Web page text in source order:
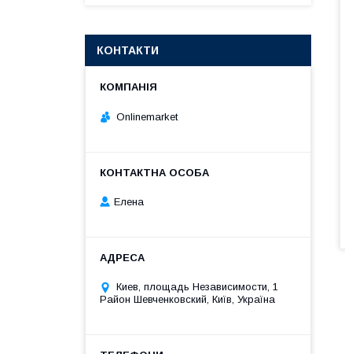
КОНТАКТИ
Onlinemarket
Елена
Киев, площадь Независимости, 1
Район Шевченковский, Київ, Україна